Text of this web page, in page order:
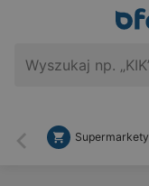
Wstecz
Supermarkety